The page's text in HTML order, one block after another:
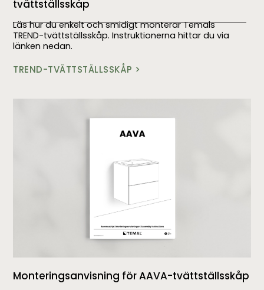
tvättställsskåp
Läs hur du enkelt och smidigt monterar Temals
TREND-tvättställsskåp. Instruktionerna hittar du via
länken nedan.
TREND-TVÄTTSTÄLLSSKÅP >
Monteringsanvisning för AAVA-tvättställsskåp